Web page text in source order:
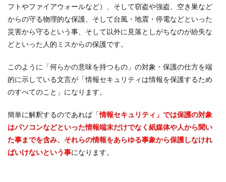
フトやファイアウォールなど）、そして窃盗や強盗、空き巣など
からの守る物理的な保護、そして台風・地震・停電などといった
災害から守るという事、そして以外に見落としがちなのが紛失な
どといった人的ミスからの保護です。
このように「何らかの意味を持つもの」の対象・保護の仕方を端
的に示している文言が「情報セキュリティは情報を保護するため
のすべてのこと」になります。
簡単に解釈するのであれば「情報セキュリティ」では保護の対象
はパソコンなどといった情報端末だけでなく紙媒体や人から聞い
た事までを含み、それらの情報をあらゆる事象から保護しなけれ
ばいけないという事になります。